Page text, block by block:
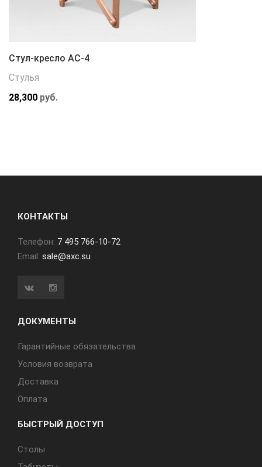
Стул-кресло АС-4
Стулья
28,300 руб.
КОНТАКТЫ
Телефон: 7 495 766-10-72
Email: sale@axc.su
ДОКУМЕНТЫ
Гарантийные обязательства
Условия возврата
Доставка
Оплата
БЫСТРЫЙ ДОСТУП
Cтолы